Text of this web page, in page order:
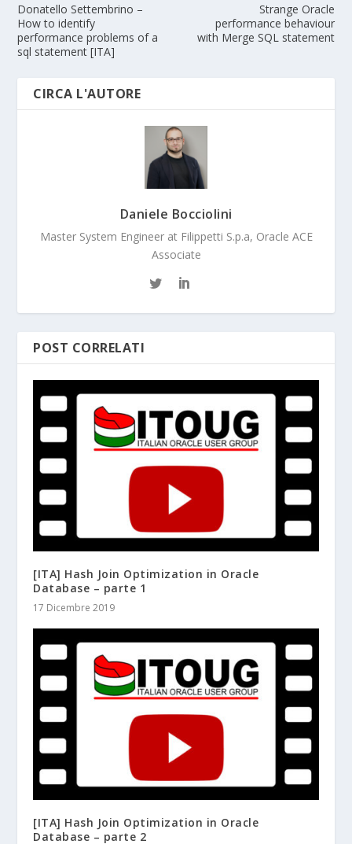
Donatello Settembrino –
How to identify
performance problems of a
sql statement [ITA]
Strange Oracle
performance behaviour
with Merge SQL statement
CIRCA L'AUTORE
Daniele Bocciolini
Master System Engineer at Filippetti S.p.a, Oracle ACE
Associate
POST CORRELATI
[ITA] Hash Join Optimization in Oracle
Database – parte 1
17 Dicembre 2019
[ITA] Hash Join Optimization in Oracle
Database – parte 2